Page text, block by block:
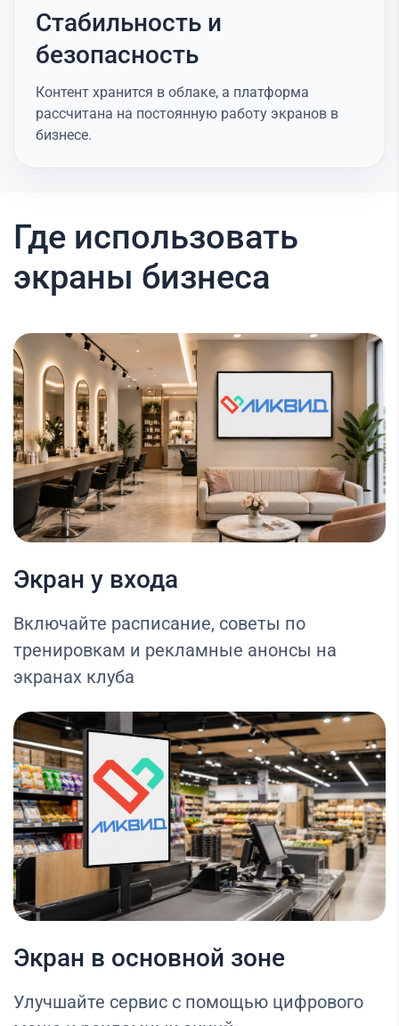
Стабильность и
безопасность
Контент хранится в облаке, а платформа
рассчитана на постоянную работу экранов в
бизнесе.
Где использовать
экраны бизнеса
Экран у входа
Включайте расписание, советы по
тренировкам и рекламные анонсы на
экранах клуба
Экран в основной зоне
Улучшайте сервис с помощью цифрового